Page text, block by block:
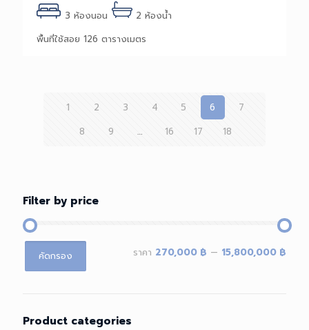
3 ห้องนอน
2 ห้องน้ำ
พื้นที่ใช้สอย 126 ตารางเมตร
1 2 3 4 5 6
7
8
9 … 16 17 18
Filter by price
ราคา
สุด
ราคา
สูงสุดคัดกรอง ราคา 270,000 ฿ — 15,800,000 ฿
Product categories